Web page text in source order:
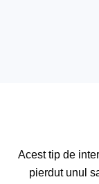
Acest tip de
pierdut unul